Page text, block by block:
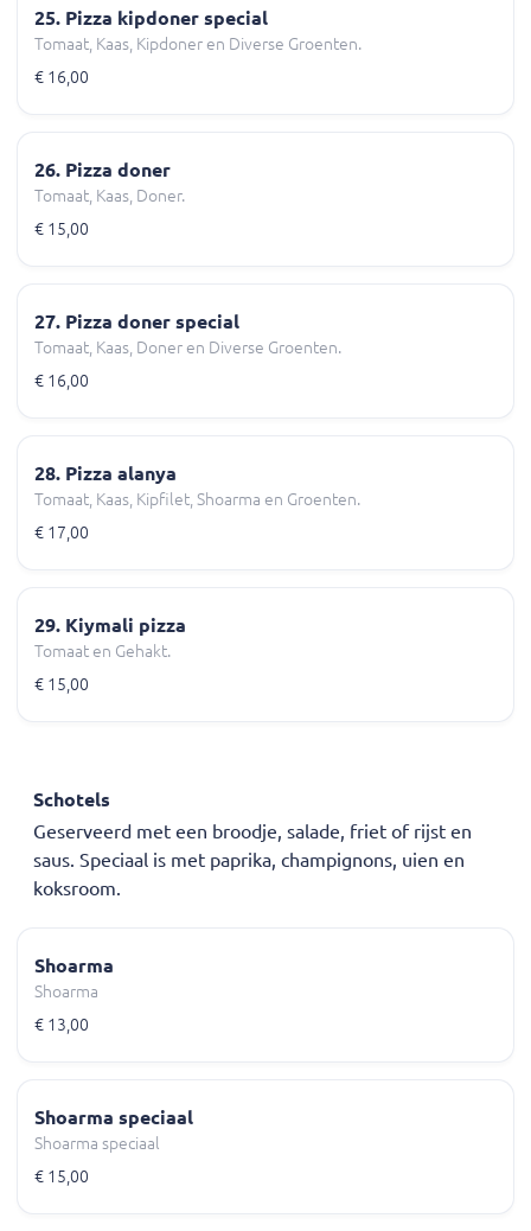
25. Pizza kipdoner special
Tomaat, Kaas, Kipdoner en Diverse Groenten.
€ 16,00
26. Pizza doner
Tomaat, Kaas, Doner.
€ 15,00
27. Pizza doner special
Tomaat, Kaas, Doner en Diverse Groenten.
€ 16,00
28. Pizza alanya
Tomaat, Kaas, Kipfilet, Shoarma en Groenten.
€ 17,00
29. Kiymali pizza
Tomaat en Gehakt.
€ 15,00
Schotels
Geserveerd met een broodje, salade, friet of rijst en
saus. Speciaal is met paprika, champignons, uien en
koksroom.
Shoarma
Shoarma
€ 13,00
Shoarma speciaal
Shoarma speciaal
€ 15,00